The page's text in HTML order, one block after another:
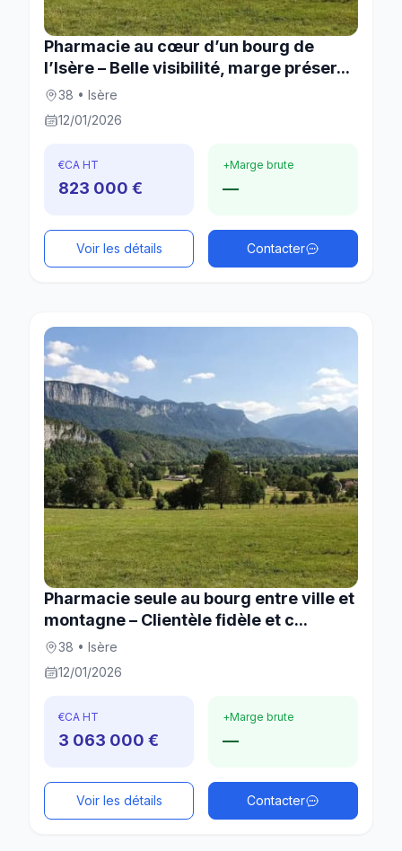
Pharmacie au cœur d’un bourg de
l’Isère – Belle visibilité, marge préser...
38 • Isère
12/01/2026
€CA HT
823 000 €
+Marge brute
—
Voir les détails Contacter
Pharmacie seule au bourg entre ville et
montagne – Clientèle fidèle et c...
38 • Isère
12/01/2026
€CA HT
3 063 000 €
+Marge brute
—
Voir les détails Contacter